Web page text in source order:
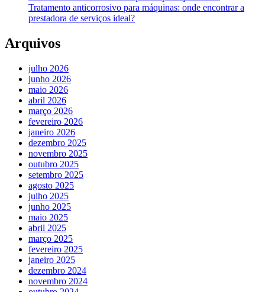
Tratamento anticorrosivo para máquinas: onde encontrar a
prestadora de serviços ideal?
Arquivos
julho 2026
junho 2026
maio 2026
abril 2026
março 2026
fevereiro 2026
janeiro 2026
dezembro 2025
novembro 2025
outubro 2025
setembro 2025
agosto 2025
julho 2025
junho 2025
maio 2025
abril 2025
março 2025
fevereiro 2025
janeiro 2025
dezembro 2024
novembro 2024